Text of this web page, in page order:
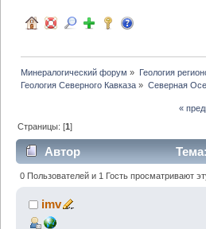
Минералогический форум » Геология
Геология Северного Кавказа » Северная
«
Страницы: [1]
Автор
Алания (Прочитано 7063 раз)
0 Пользователей и 1 Гость просматривают
imv